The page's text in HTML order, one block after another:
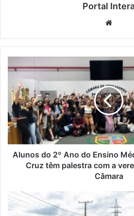
Portal
Alunos do 2º Ano do Ensino
Cruz têm palestra com a
Câmara